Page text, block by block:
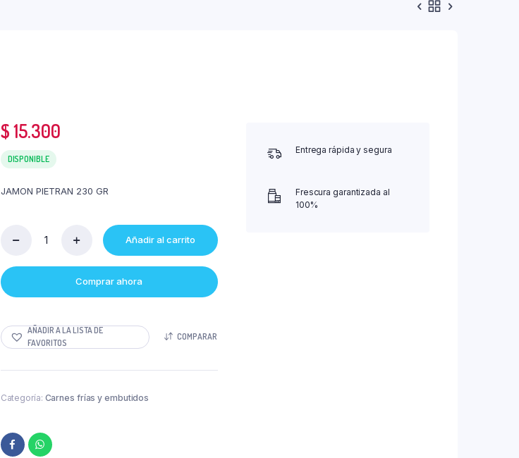
$15.300
DISPONIBLE
JAMON PIETRAN 230 GR
PIETRAN
230
GR
Añadir al carrito
Comprar ahora
AÑADIR A LA LISTA DE
FAVORITOS
COMPARAR
Categoría: Carnes frías y embutidos
Entrega rápida y segura
Frescura garantizada al
100%